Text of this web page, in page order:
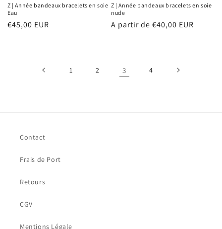
Z | Année bandeaux bracelets en soie
Eau
Prix
€45,00 EUR
Z | Année bandeaux bracelets en soie
nude
Prix
A partir de €40,00 EUR
1 2 3 4
Contact
Frais de Port
Retours
CGV
Mentions Légale